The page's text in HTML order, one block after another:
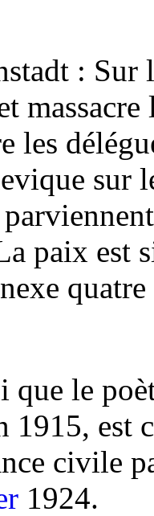
:
les
sur
paix est
que le
1915, est
civile
1924.